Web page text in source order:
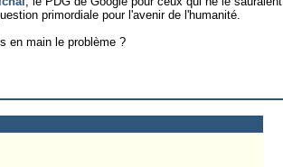
primordiale pour l'avenir de l'humanité.
en main le problème ?